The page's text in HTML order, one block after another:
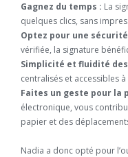
Gagnez du temps : La
quelques clics, sans
Optez pour une
vérifiée, la signature
Simplicité et fluidité
centralisés et accessibles
Faites un geste pour la
électronique, vous
papier et des
Nadia a donc opté pour